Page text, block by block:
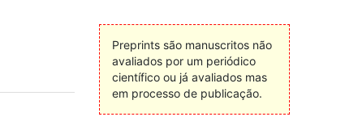
Preprints são manuscritos não
avaliados por um periódico
científico ou já avaliados mas
em processo de publicação.